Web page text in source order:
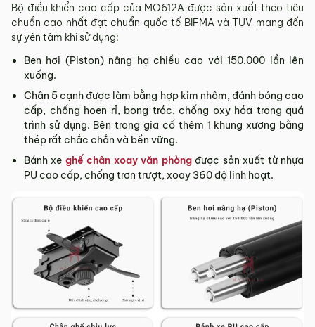
Bộ điều khiển cao cấp của MO612A được sản xuất theo tiêu
chuẩn cao nhất đạt chuẩn quốc tế BIFMA và TUV mang đến
sự yên tâm khi sử dụng:
Ben hơi (Piston) nâng hạ chiều cao với 150.000 lần lên
xuống.
Chân 5 cạnh được làm bằng hợp kim nhôm, đánh bóng cao
cấp, chống hoen rỉ, bong tróc, chống oxy hóa trong quá
trình sử dụng. Bên trong gia cố thêm 1 khung xương bằng
thép rất chắc chắn và bền vững.
Bánh xe ghế chân xoay văn phòngđược sản xuất từ nhựa
PU cao cấp, chống trơn trượt, xoay 360 độ linh hoạt.